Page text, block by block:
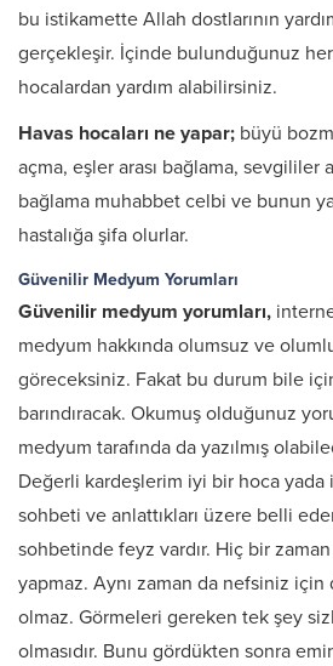
bu istikamette Allah dostlarının
gerçekleşir. İçinde bulunduğunuz her
hocalardan yardım alabilirsiniz.
Havas hocaları ne yapar; büyü
açma, eşler arası bağlama, sevgililer
bağlama muhabbet celbi ve bunun
hastalığa şifa olurlar.
Güvenilir Medyum Yorumları
Güvenilir medyum yorumları,
medyum hakkında olumsuz ve
göreceksiniz. Fakat bu durum bile
barındıracak. Okumuş olduğunuz
medyum tarafında da yazılmış
Değerli kardeşlerim iyi bir hoca
sohbeti ve anlattıkları üzere belli
sohbetinde feyz vardır. Hiç bir
yapmaz. Aynı zaman da nefsiniz için
olmaz. Görmeleri gereken tek şey
olmasıdır. Bunu gördükten sonra